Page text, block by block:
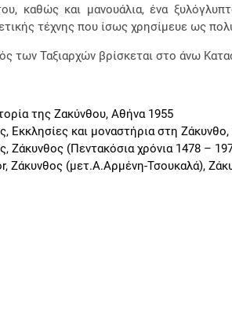
καθώς και μανουάλια, ένα
τέχνης που ίσως χρησίμευε ως
των Ταξιαρχών βρίσκεται στο άνω
της Ζακύνθου, Αθήνα 1955
Εκκλησίες και μοναστήρια στη
Ζάκυνθος (Πεντακόσια χρόνια 1478 –
Ζάκυνθος (μετ.Α.Αρμένη-Τσουκαλά),